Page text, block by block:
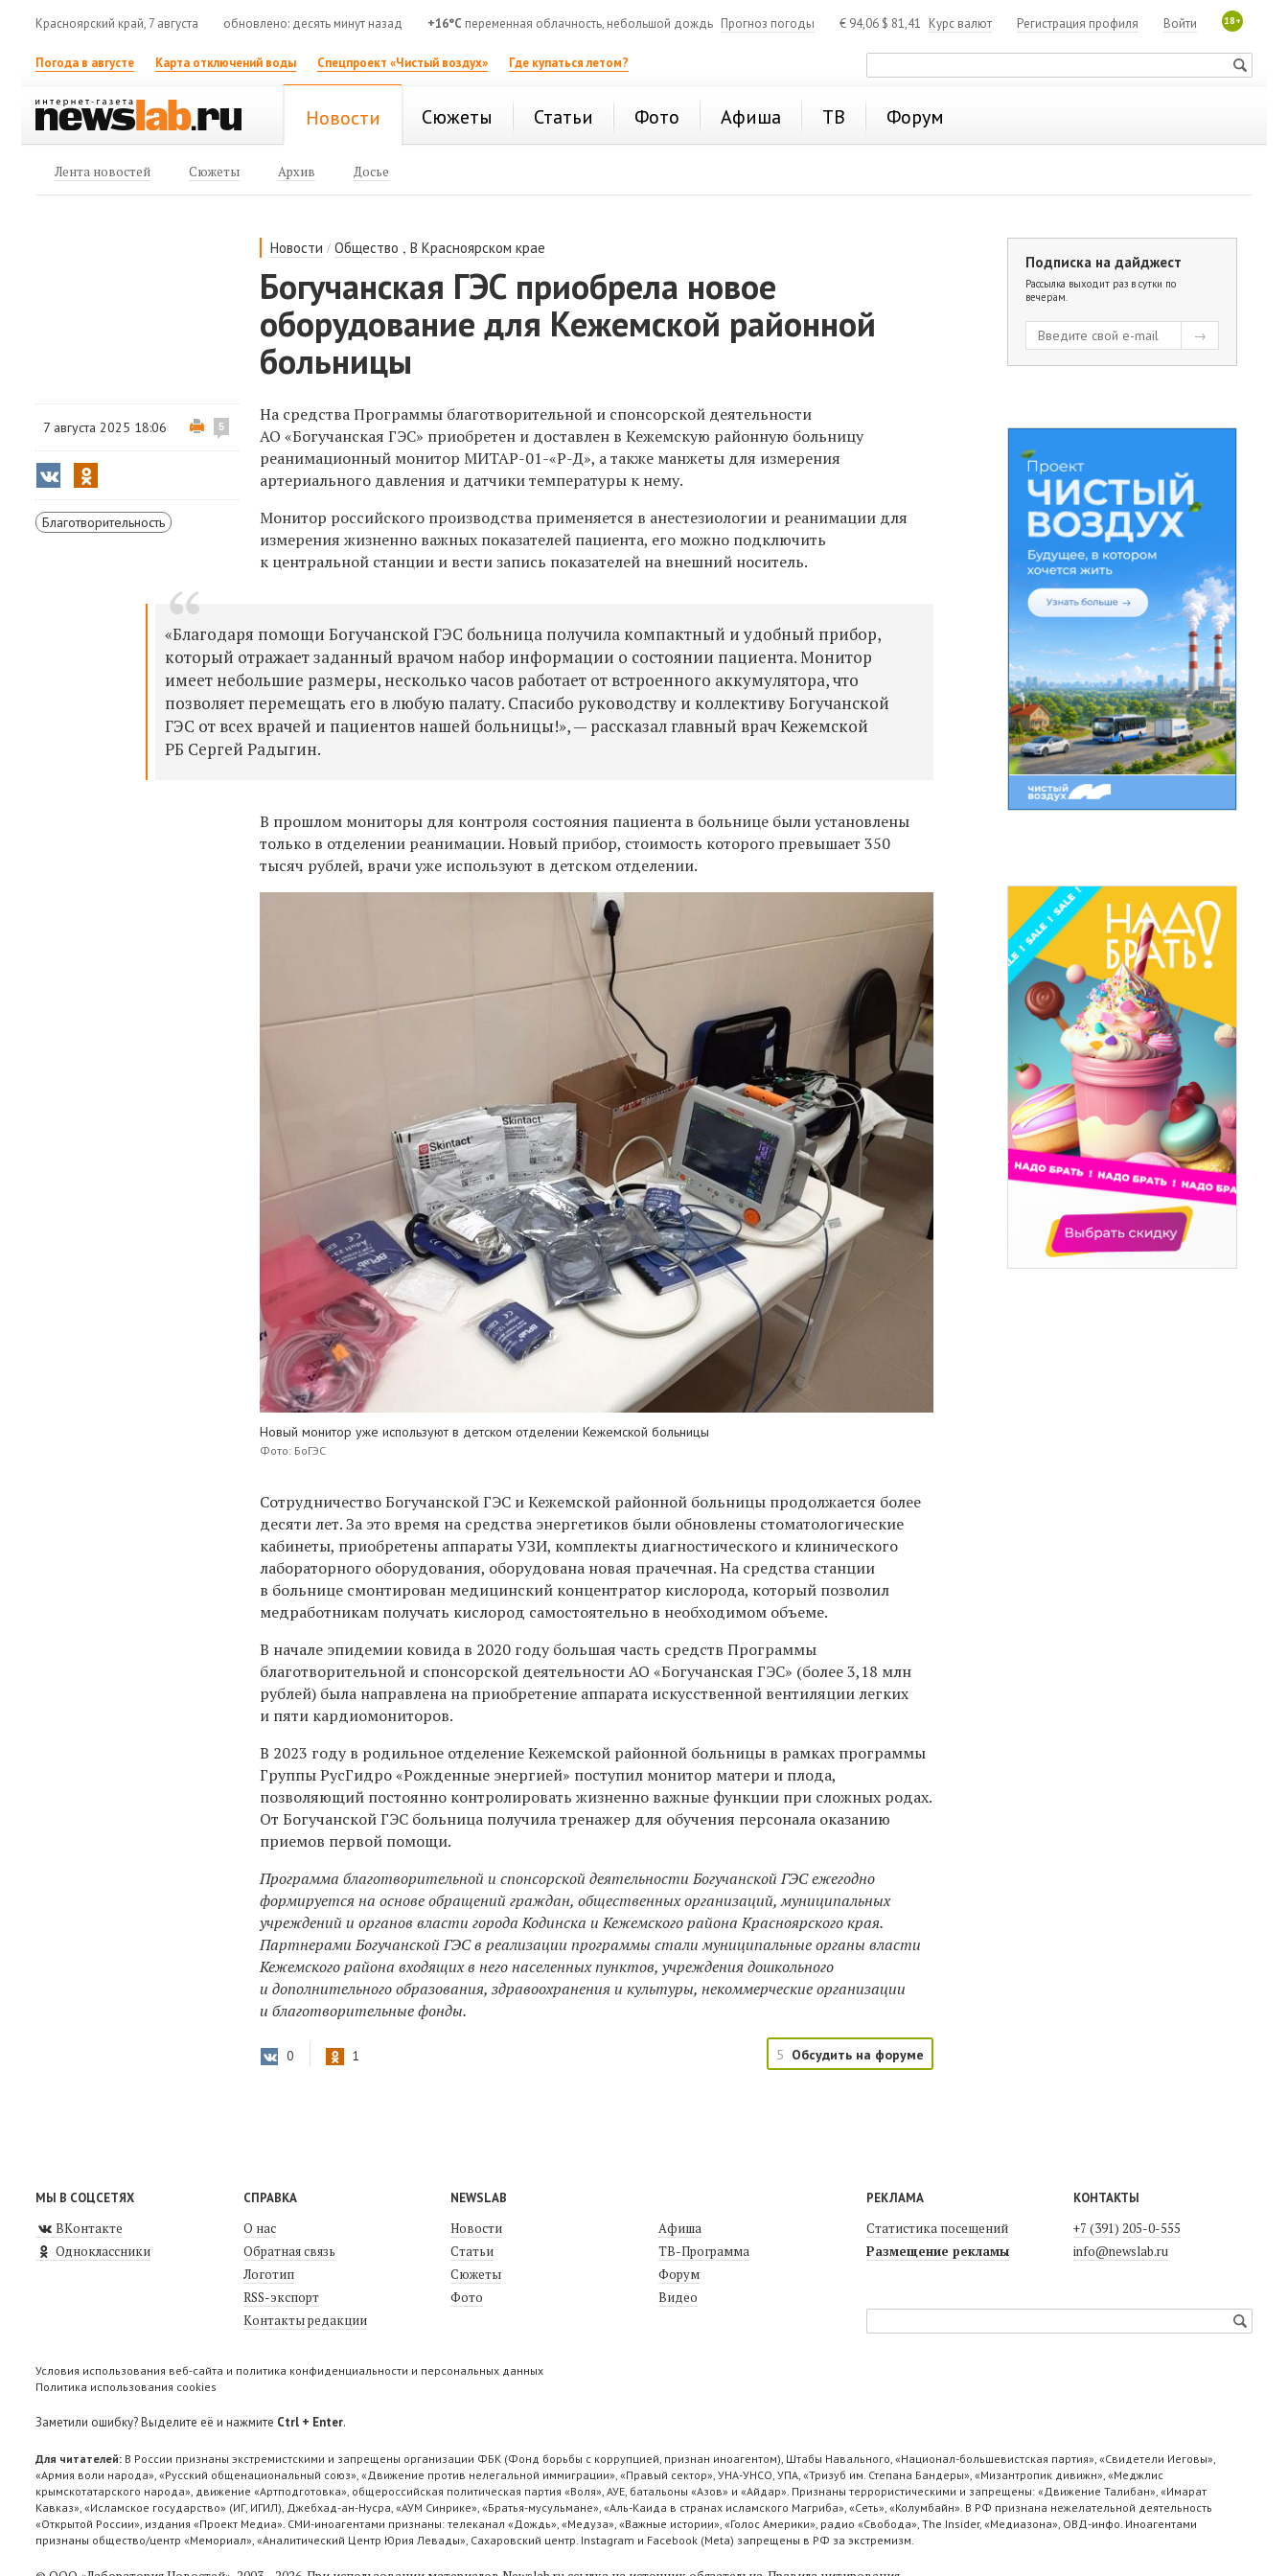
Красноярский край, 7 августа обновлено: десять минут назад +16°C переменная облачность, небольшой дождь Прогноз погоды € 94,06 $ 81,41 Курс валют 18+
Войти
Регистрация профиля
Погода в августе Карта отключений воды Спецпроект «Чистый воздух» Где купаться летом?
Новости Сюжеты Статьи Фото Афиша ТВ Форум
Лента новостей Сюжеты Архив Досье
Новости /Общество ,В Красноярском крае
Богучанская ГЭС приобрела новое
оборудование для Кежемской районной
больницы
7 августа 2025 18:06 5
Благотворительность
На средства Программы благотворительной и спонсорской деятельности
АО «Богучанская ГЭС» приобретен и доставлен в Кежемскую районную больницу
реанимационный монитор МИТАР-01-«Р-Д», а также манжеты для измерения
артериального давления и датчики температуры к нему.
Монитор российского производства применяется в анестезиологии и реанимации для
измерения жизненно важных показателей пациента, его можно подключить
к центральной станции и вести запись показателей на внешний носитель.
«Благодаря помощи Богучанской ГЭС больница получила компактный и удобный прибор,
который отражает заданный врачом набор информации о состоянии пациента. Монитор
имеет небольшие размеры, несколько часов работает от встроенного аккумулятора, что
позволяет перемещать его в любую палату. Спасибо руководству и коллективу Богучанской
ГЭС от всех врачей и пациентов нашей больницы!», — рассказал главный врач Кежемской
РБ Сергей Радыгин.
В прошлом мониторы для контроля состояния пациента в больнице были установлены
только в отделении реанимации. Новый прибор, стоимость которого превышает 350
тысяч рублей, врачи уже используют в детском отделении.
Новый монитор уже используют в детском отделении Кежемской больницы
Фото: БоГЭС
Сотрудничество Богучанской ГЭС и Кежемской районной больницы продолжается более
десяти лет. За это время на средства энергетиков были обновлены стоматологические
кабинеты, приобретены аппараты УЗИ, комплекты диагностического и клинического
лабораторного оборудования, оборудована новая прачечная. На средства станции
в больнице смонтирован медицинский концентратор кислорода, который позволил
медработникам получать кислород самостоятельно в необходимом объеме.
В начале эпидемии ковида в 2020 году большая часть средств Программы
благотворительной и спонсорской деятельности АО «Богучанская ГЭС» (более 3,18 млн
рублей) была направлена на приобретение аппарата искусственной вентиляции легких
и пяти кардиомониторов.
В 2023 году в родильное отделение Кежемской районной больницы в рамках программы
Группы РусГидро «Рожденные энергией» поступил монитор матери и плода,
позволяющий постоянно контролировать жизненно важные функции при сложных родах.
От Богучанской ГЭС больница получила тренажер для обучения персонала оказанию
приемов первой помощи.
Программа благотворительной и спонсорской деятельности Богучанской ГЭС ежегодно
формируется на основе обращений граждан, общественных организаций, муниципальных
учреждений и органов власти города Кодинска и Кежемского района Красноярского края.
Партнерами Богучанской ГЭС в реализации программы стали муниципальные органы власти
Кежемского района входящих в него населенных пунктов, учреждения дошкольного
и дополнительного образования, здравоохранения и культуры, некоммерческие организации
и благотворительные фонды.
0 1 5 Обсудить на форуме
Подписка на дайджест
Рассылка выходит раз в сутки по
вечерам.
МЫ В СОЦСЕТЯХ
ВКонтакте
Одноклассники
СПРАВКА
О нас
Обратная связь
Логотип
RSS-экспорт
Контакты редакции
NEWSLAB
Новости
Статьи
Сюжеты
Фото
Афиша
ТВ-Программа
Форум
Видео
РЕКЛАМА
Статистика посещений
Размещение рекламы
КОНТАКТЫ
+7 (391) 205-0-555
info@newslab.ru
Условия использования веб-сайта и политика конфиденциальности и персональных данных
Политика использования cookies
Заметили ошибку? Выделите её и нажмите Ctrl + Enter.
Для читателей: В России признаны экстремистскими и запрещены организации ФБК (Фонд борьбы с коррупцией, признан иноагентом), Штабы Навального, «Национал-большевистская партия», «Свидетели Иеговы»,
«Армия воли народа», «Русский общенациональный союз», «Движение против нелегальной иммиграции», «Правый сектор», УНА-УНСО, УПА, «Тризуб им. Степана Бандеры», «Мизантропик дивижн», «Меджлис
крымскотатарского народа», движение «Артподготовка», общероссийская политическая партия «Воля», АУЕ, батальоны «Азов» и «Айдар». Признаны террористическими и запрещены: «Движение Талибан», «Имарат
Кавказ», «Исламское государство» (ИГ, ИГИЛ), Джебхад-ан-Нусра, «АУМ Синрике», «Братья-мусульмане», «Аль-Каида в странах исламского Магриба», «Сеть», «Колумбайн». В РФ признана нежелательной деятельность
«Открытой России», издания «Проект Медиа». СМИ-иноагентами признаны: телеканал «Дождь», «Медуза», «Важные истории», «Голос Америки», радио «Свобода», The Insider, «Медиазона», ОВД-инфо. Иноагентами
признаны общество/центр «Мемориал», «Аналитический Центр Юрия Левады», Сахаровский центр. Instagram и Facebook (Metа) запрещены в РФ за экстремизм.